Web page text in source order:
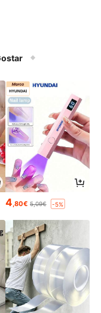
4 ,80€ 5,09€ -5%